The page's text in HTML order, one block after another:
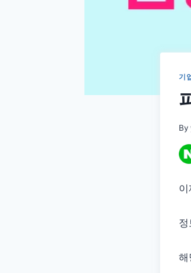
기
By
해